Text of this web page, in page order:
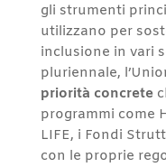
gli strumenti
utilizzano per
inclusione in vari
pluriennale,
priorità concrete
programmi come
LIFE, i Fondi
con le proprie